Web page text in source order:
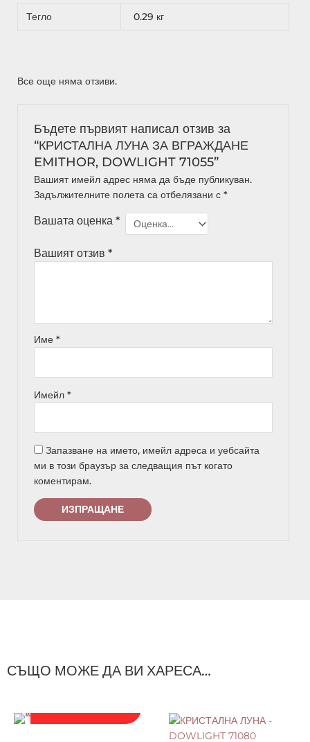
Тегло 0.29 кг
Все още няма отзиви.
Бъдете първият написал отзив за
“КРИСТАЛНА ЛУНА ЗА ВГРАЖДАНЕ
EMITHOR, DOWLIGHT 71055”
Вашият имейл адрес няма да бъде публикуван.
Задължителните полета са отбелязани с *
Вашата оценка *
Вашият отзив *
Име *
Имейл *
Запазване на името, имейл адреса и уебсайта
ми в този браузър за следващия път когато
коментирам.
СЪЩО МОЖЕ ДА ВИ ХАРЕСА…